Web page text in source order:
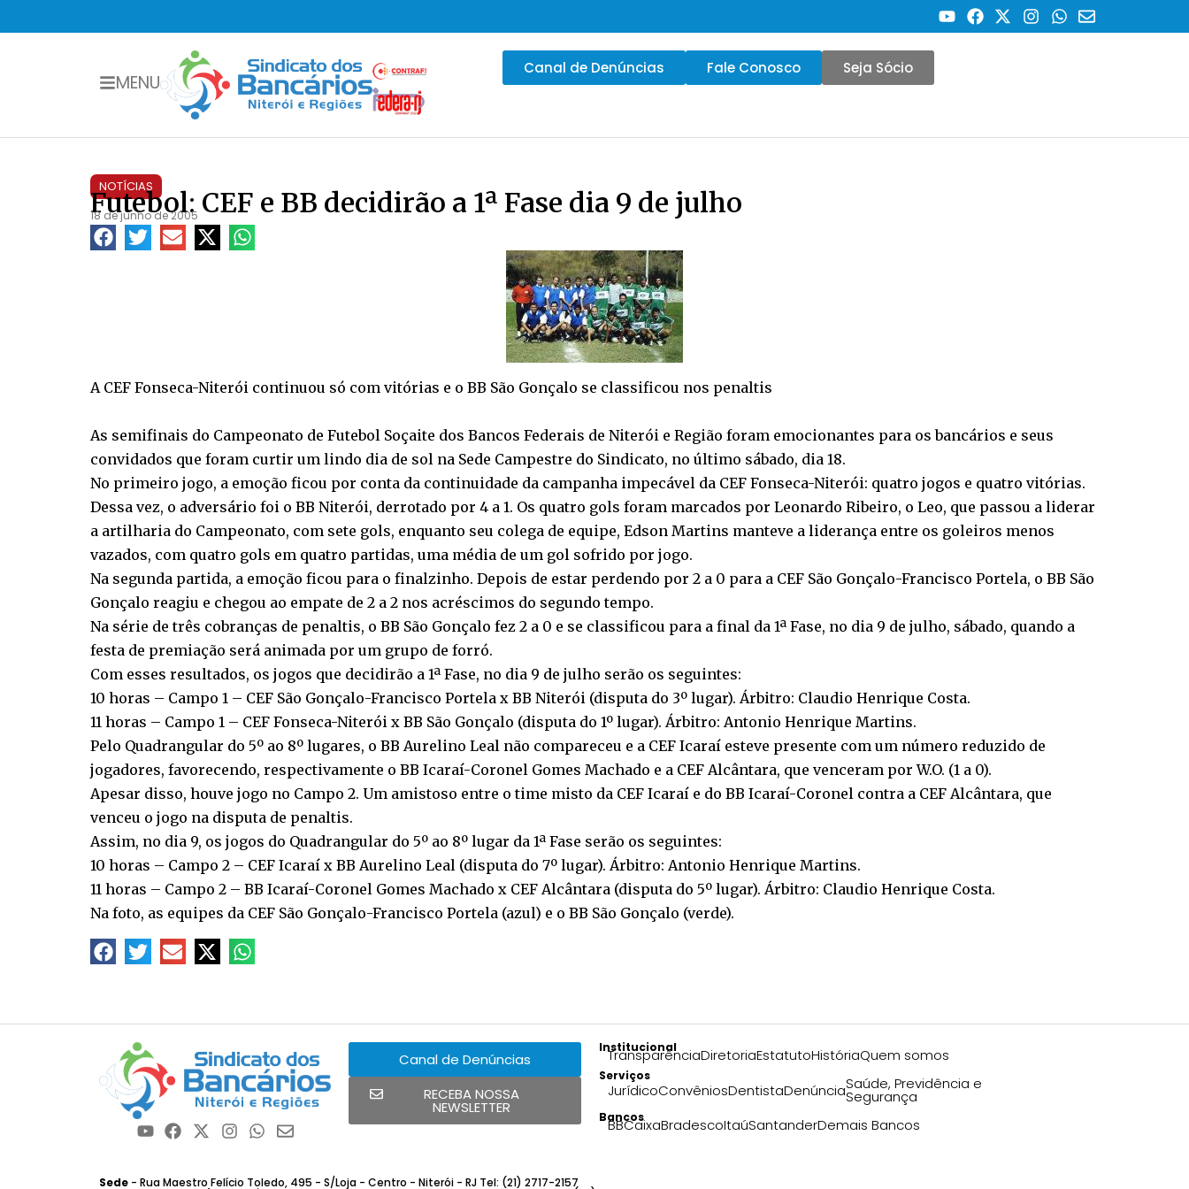
MENU
Canal de Denúncias Fale Conosco Seja Sócio
NOTÍCIAS
Futebol: CEF e BB decidirão a 1ª Fase dia 9 de julho
18 de junho de 2005
A CEF Fonseca-Niterói continuou só com vitórias e o BB São Gonçalo se classificou nos penaltis
As semifinais do Campeonato de Futebol Soçaite dos Bancos Federais de Niterói e Região foram emocionantes para os bancários e seus
convidados que foram curtir um lindo dia de sol na Sede Campestre do Sindicato, no último sábado, dia 18.
No primeiro jogo, a emoção ficou por conta da continuidade da campanha impecável da CEF Fonseca-Niterói: quatro jogos e quatro vitórias.
Dessa vez, o adversário foi o BB Niterói, derrotado por 4 a 1. Os quatro gols foram marcados por Leonardo Ribeiro, o Leo, que passou a liderar
a artilharia do Campeonato, com sete gols, enquanto seu colega de equipe, Edson Martins manteve a liderança entre os goleiros menos
vazados, com quatro gols em quatro partidas, uma média de um gol sofrido por jogo.
Na segunda partida, a emoção ficou para o finalzinho. Depois de estar perdendo por 2 a 0 para a CEF São Gonçalo-Francisco Portela, o BB São
Gonçalo reagiu e chegou ao empate de 2 a 2 nos acréscimos do segundo tempo.
Na série de três cobranças de penaltis, o BB São Gonçalo fez 2 a 0 e se classificou para a final da 1ª Fase, no dia 9 de julho, sábado, quando a
festa de premiação será animada por um grupo de forró.
Com esses resultados, os jogos que decidirão a 1ª Fase, no dia 9 de julho serão os seguintes:
10 horas – Campo 1 – CEF São Gonçalo-Francisco Portela x BB Niterói (disputa do 3º lugar). Árbitro: Claudio Henrique Costa.
11 horas – Campo 1 – CEF Fonseca-Niterói x BB São Gonçalo (disputa do 1º lugar). Árbitro: Antonio Henrique Martins.
Pelo Quadrangular do 5º ao 8º lugares, o BB Aurelino Leal não compareceu e a CEF Icaraí esteve presente com um número reduzido de
jogadores, favorecendo, respectivamente o BB Icaraí-Coronel Gomes Machado e a CEF Alcântara, que venceram por W.O. (1 a 0).
Apesar disso, houve jogo no Campo 2. Um amistoso entre o time misto da CEF Icaraí e do BB Icaraí-Coronel contra a CEF Alcântara, que
venceu o jogo na disputa de penaltis.
Assim, no dia 9, os jogos do Quadrangular do 5º ao 8º lugar da 1ª Fase serão os seguintes:
10 horas – Campo 2 – CEF Icaraí x BB Aurelino Leal (disputa do 7º lugar). Árbitro: Antonio Henrique Martins.
11 horas – Campo 2 – BB Icaraí-Coronel Gomes Machado x CEF Alcântara (disputa do 5º lugar). Árbitro: Claudio Henrique Costa.
Na foto, as equipes da CEF São Gonçalo-Francisco Portela (azul) e o BB São Gonçalo (verde).
Canal de Denúncias
RECEBA NOSSA
NEWSLETTER
Institucional
TransparênciaDiretoriaEstatutoHistóriaQuem somos
Serviços
JurídicoConvêniosDentistaDenúnciaSaúde, Previdência e
Segurança
Bancos
BBCaixaBradescoItaúSantanderDemais Bancos
Sede - Rua Maestro Felício Toledo, 495 - S/Loja - Centro - Niterói - RJ Tel: (21) 2717-2157